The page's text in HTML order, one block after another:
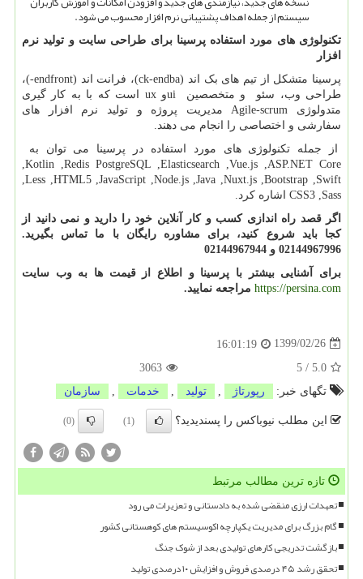
سیستم از جمله اهداف پشتیبانی نرم افزار محسوب می شود.
تکنولوژی های مورد استفاده پرسینا برای طراحی سایت و تولید نرم
افزار
پرسینا متشکل از تیم های بک اند (ba
ck-end)، فرانت اند (front
-end)،
طراحی وب، سئو و متخصصین
uiوux است که با به کار گیری
متدولوژی Agile-scrum مدیریت پروژه و تولید نرم افزار های
سفارشی و اختصاصی را انجام می دهند.
از جمله تکنولوژی های مورد استفاده در پرسینا می توان به
,ASP.NET Core
,Vue.js
PostgreSQL ,Elasticsearch
,Redis
,Kotlin
,Swift
,Bootstrap
,Nuxt.js
,Node.js ,Java
,JavaScript
,HTML5
,Less
,Sass
CSS3 اشاره کرد.
اگر قصد راه اندازی کسب و کار آنلاین خود را دارید و نمی دانید از
کجا باید شروع کنید، برای مشاوره رایگان با ما تماس بگیرید.
02144967996 و 02144967944
برای آشنایی بیشتر با پرسینا و اطلاع از قیمت ها به وب سایت
https://persina.com مراجعه نمایید.
1399/02/26
16:01:19
5.0
/
5
3063
تگهای خبر:
رپورتاژ تولید خدمات سازمان
این مطلب نیوباکس را پسندیدید؟ (1)
(0)
تازه ترین مطالب مرتبط
تعهدات ارزی منقضی شده به دادستانی و تعزیرات می رود
گام بزرگ برای مدیریت یکپارچه اکوسیستم های کوهستانی کشور
بازگشت تدریجی کارهای تولیدی بعد از شوک جنگ
تحقق رشد ۴۵ درصدی فروش و افزایش ۱۰ درصدی تولید